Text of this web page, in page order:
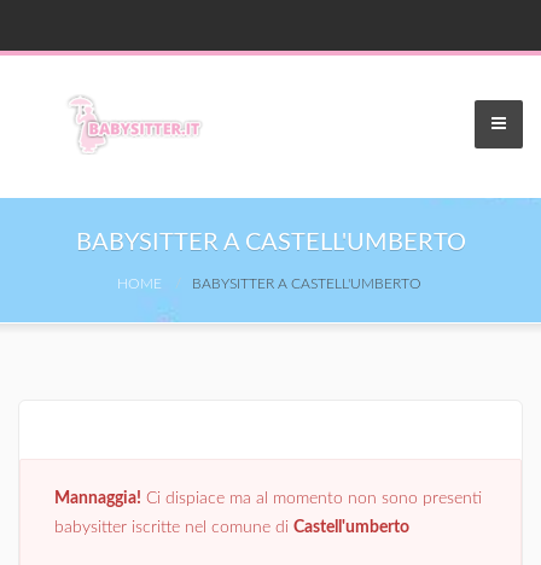
BABYSITTER A CASTELL'UMBERTO
HOME BABYSITTER A CASTELL'UMBERTO
Mannaggia! Ci dispiace ma al momento non sono presenti
babysitter iscritte nel comune di Castell'umberto